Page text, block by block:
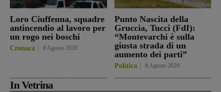
Loro Ciuffenna, squadre
antincendio al lavoro per
un rogo nei boschi
Cronaca 8 Agosto 2026
Punto Nascita della
Gruccia, Tucci (FdI):
“Montevarchi è sulla
giusta strada di un
aumento dei parti”
Politica 8 Agosto 2026
In Vetrina